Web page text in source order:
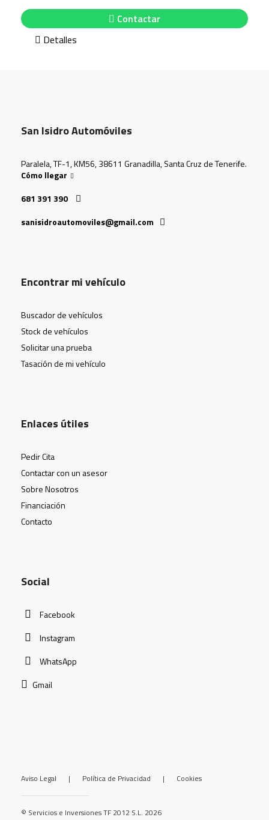
Contactar
Detalles
San Isidro Automóviles
Paralela, TF-1, KM56, 38611 Granadilla, Santa Cruz de Tenerife.
Cómo llegar
681 391 390
sanisidroautomoviles@gmail.com
Encontrar mi vehículo
Buscador de vehículos
Stock de vehículos
Solicitar una prueba
Tasación de mi vehículo
Enlaces útiles
Pedir Cita
Contactar con un asesor
Sobre Nosotros
Financiación
Contacto
Social
Facebook
Instagram
WhatsApp
Gmail
Aviso Legal | Política de Privacidad | Cookies
© Servicios e Inversiones TF 2012 S.L. 2026